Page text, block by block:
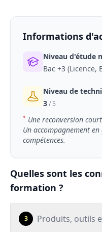
Informations
Niveau d'étude
Bac +3 (Licence,
Niveau de
3/ 5
* Une reconversion
Un accompagnement
compétences.
Quelles sont les
formation ?
3 Produits, outils